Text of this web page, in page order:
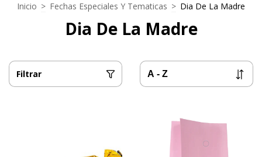
Inicio > Fechas Especiales Y Tematicas > Dia De La Madre
Dia De La Madre
Filtrar